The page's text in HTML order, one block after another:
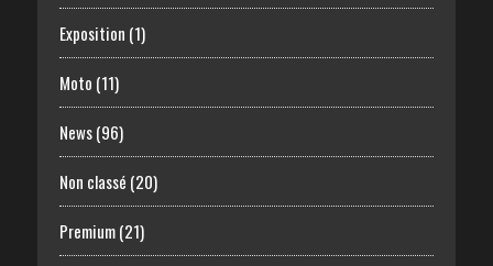
Exposition (1)
Moto (11)
News(96)
Non classé (20)
Premium(21)